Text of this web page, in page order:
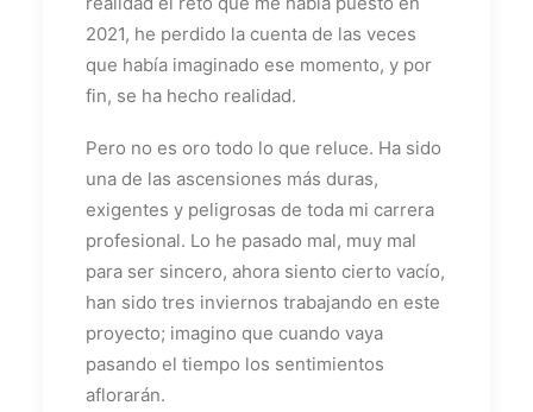
2021, he perdido la cuenta de las veces
que había imaginado ese momento, y por
fin, se ha hecho realidad.
Pero no es oro todo lo que reluce. Ha sido
una de las ascensiones más duras,
exigentes y peligrosas de toda mi carrera
profesional. Lo he pasado mal, muy mal
para ser sincero, ahora siento cierto vacío,
han sido tres inviernos trabajando en este
proyecto; imagino que cuando vaya
pasando el tiempo los sentimientos
aflorarán.